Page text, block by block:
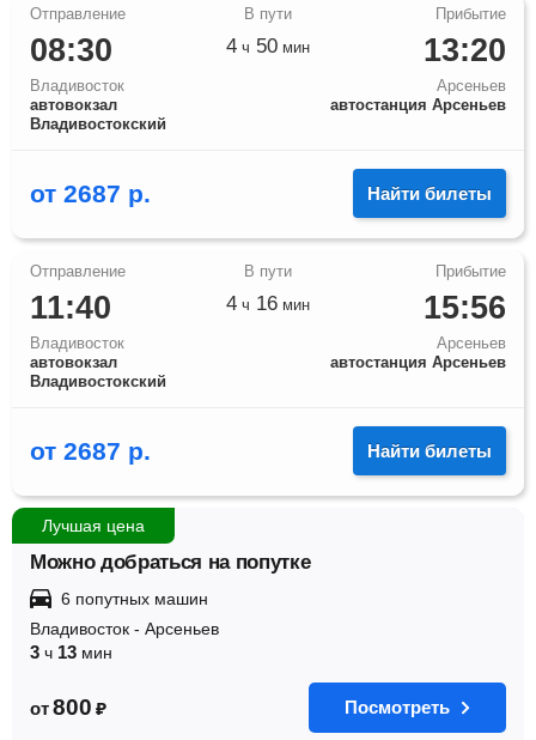
08:30
Владивосток
автовокзал
Владивостокский
13:20
Арсеньев
автостанция Арсеньев
4 ч 50 мин
от 2687 р. Найти билеты
11:40
Владивосток
автовокзал
Владивостокский
15:56
Арсеньев
автостанция Арсеньев
4 ч 16 мин
от 2687 р. Найти билеты
Лучшая цена
Можно добраться на попутке
6 попутных машин
Владивосток - Арсеньев
3 ч 13 мин
от 800 ₽ Посмотреть